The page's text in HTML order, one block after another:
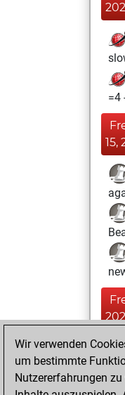
=4
15,
Wir verwenden
um bestimmte
Nutzererfahrungen